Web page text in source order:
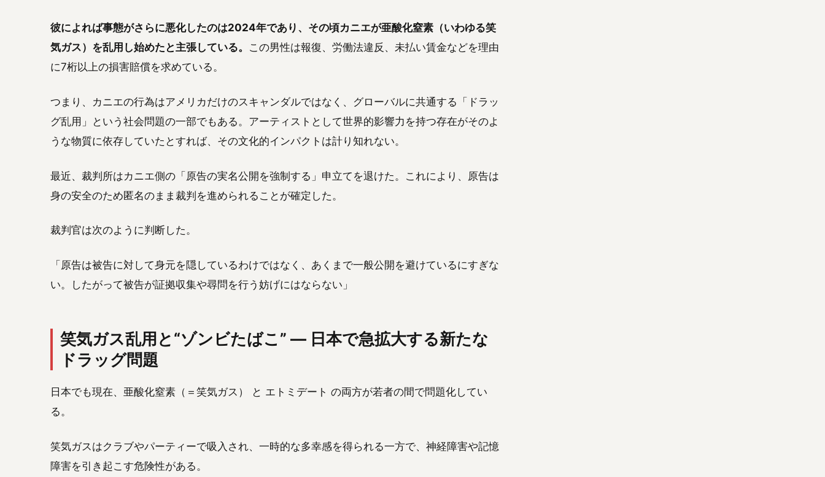
彼によれば事態がさらに悪化したのは2024年であり、その頃カニエが亜酸化窒素（いわゆる笑
気ガス）を乱用し始めたと主張している。 この男性は報復、労働法違反、未払い賃金などを理由
に7桁以上の損害賠償を求めている。
つまり、カニエの行為はアメリカだけのスキャンダルではなく、グローバルに共通する「ドラッ
グ乱用」という社会問題の一部でもある。アーティストとして世界的影響力を持つ存在がそのよ
うな物質に依存していたとすれば、その文化的インパクトは計り知れない。
最近、裁判所はカニエ側の「原告の実名公開を強制する」申立てを退けた。これにより、原告は
身の安全のため匿名のまま裁判を進められることが確定した。
裁判官は次のように判断した。
「原告は被告に対して身元を隠しているわけではなく、あくまで一般公開を避けているにすぎな
い。したがって被告が証拠収集や尋問を行う妨げにはならない」
笑気ガス乱用と“ゾンビたばこ” ― 日本で急拡大する新たな
ドラッグ問題
日本でも現在、亜酸化窒素（＝笑気ガス） と エトミデート の両方が若者の間で問題化してい
る。
笑気ガスはクラブやパーティーで吸入され、一時的な多幸感を得られる一方で、神経障害や記憶
障害を引き起こす危険性がある。